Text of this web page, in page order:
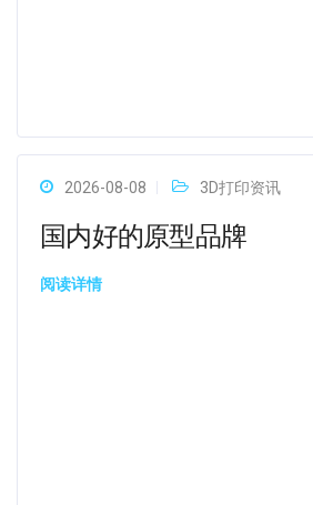
2026-08-08 3D打印资讯
国内好的原型品牌
阅读详情